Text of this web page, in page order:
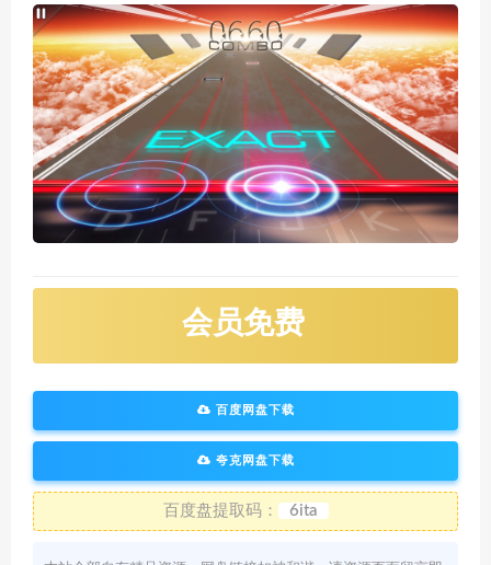
会员免费
百度网盘下载
夸克网盘下载
百度盘提取码： 6ita